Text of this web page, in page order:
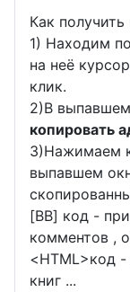
Как получить
1) Находим
на неё
клик.
2)В
копировать
3)Нажимаем
выпавшем
[BB] код -
комментов ,
<HTML>код -
книг ...